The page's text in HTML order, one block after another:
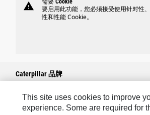
warning
需要 Cookie
要启用此功能，您必须接受使用针对性
性和性能 Cookie。
Caterpillar 品牌
Caterpillar.com
This site uses cookies to improve
experience. Some are required for